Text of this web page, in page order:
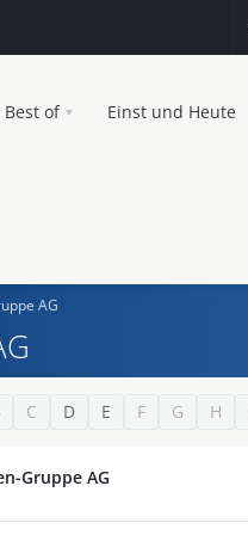
Best of Einst und Heute
AG
C D E F G H
Gruppe AG